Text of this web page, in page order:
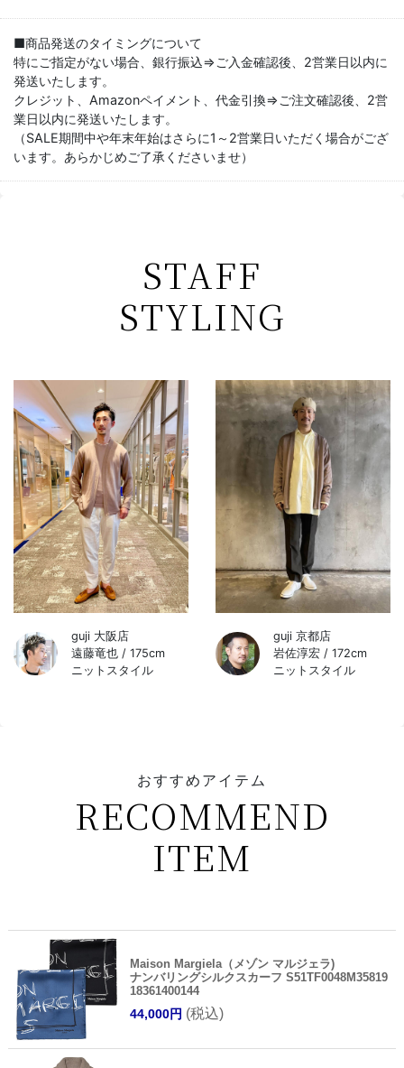
■商品発送のタイミングについて
特にご指定がない場合、銀行振込⇒ご入金確認後、2営業日以内に
発送いたします。
クレジット、Amazonペイメント、代金引換⇒ご注文確認後、2営
業日以内に発送いたします。
（SALE期間中や年末年始はさらに1～2営業日いただく場合がござ
います。あらかじめご了承くださいませ）
STAFF
STYLING
guji 大阪店
遠藤竜也 / 175cm
ニットスタイル
guji 京都店
岩佐淳宏 / 172cm
ニットスタイル
おすすめアイテム
RECOMMEND
ITEM
Maison Margiela（メゾン マルジェラ)
ナンバリングシルクスカーフ S51TF0048M35819
18361400144
44,000円 (税込)